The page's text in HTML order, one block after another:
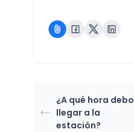
¿A qué hora debo
llegar a la
estación?